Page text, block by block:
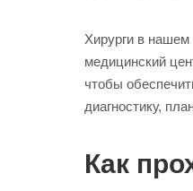
Хирурги в
медицинский
чтобы
диагностику,
Как